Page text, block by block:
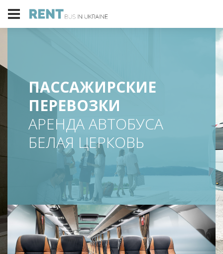
ПАССАЖИРСКИЕ
ПЕРЕВОЗКИ
АРЕНДА АВТОБУСА
БЕЛАЯ ЦЕРКОВЬ